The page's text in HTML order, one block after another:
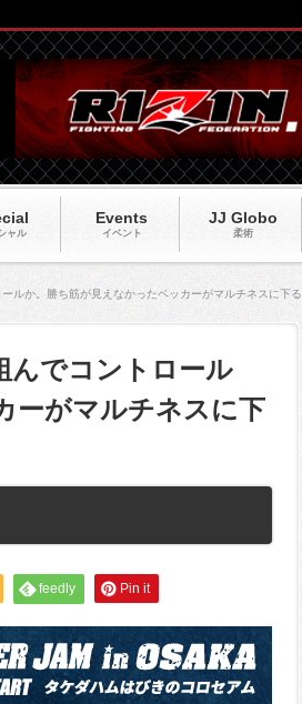
ャル
Events
イベント
JJ Globo
柔術
ルか。勝ち筋が見えなかったベッカーがマルチネスに下る
んでコントロール
ーがマルチネスに下
feedly Pin it